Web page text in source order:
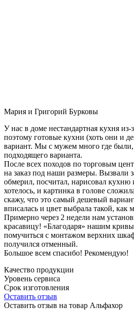
Мария и Григорий Бурковы
У нас в доме нестандартная кухня из-
поэтому готовые кухни (хоть они и
вариант. Мы с мужем много где
подходящего варианта.
После всех походов по торговым
на заказ под наши размеры. Вызвали
обмерил, посчитал, нарисовал кухню
хотелось, и картинка в голове
скажу, что это самый дешевый
вписалась и цвет выбрала такой, как
Примерно через 2 недели нам
красавицу! «Благодаря» нашим
помучиться с монтажом верхних
получился отменный.
Большое всем спасибо! Рекомендую!
Качество продукции
Уровень сервиса
Срок изготовления
Оставить отзыв
Оставить отзыв на товар Альфахор